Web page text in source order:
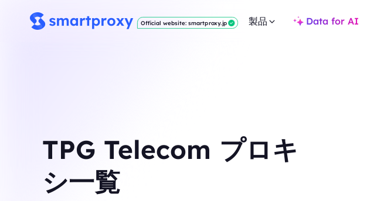
Official website: smartproxy.jp 製品 Data for AI
TPG Telecom プロキ
シ一覧